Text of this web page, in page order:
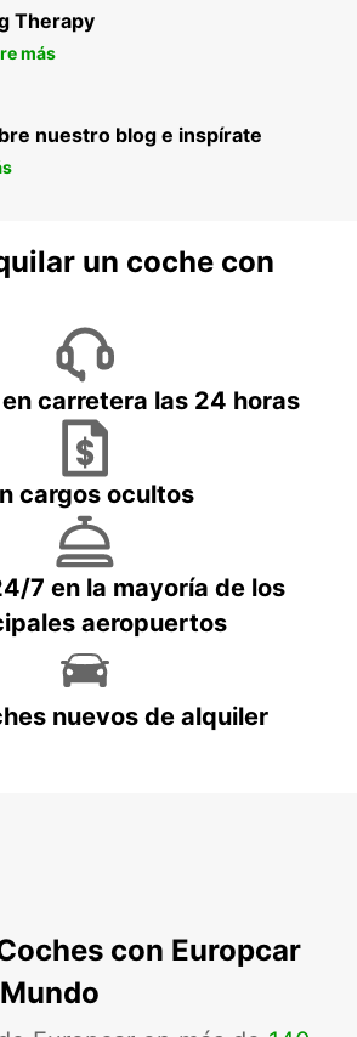
Therapy
más
nuestro blog e inspírate
un coche con
carretera las 24 horas
cargos ocultos
7 en la mayoría de los
aeropuertos
nuevos de alquiler
con Europcar